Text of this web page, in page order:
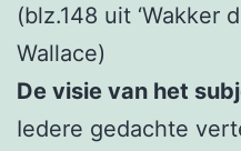
(blz.148 uit ‘Wakker
Wallace)
De visie van het
Iedere gedachte